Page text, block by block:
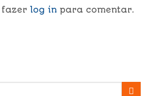
fazer log in para comentar.